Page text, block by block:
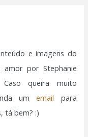
e imagens do
por Stephanie
queira muito
umemail para
tá bem? :)